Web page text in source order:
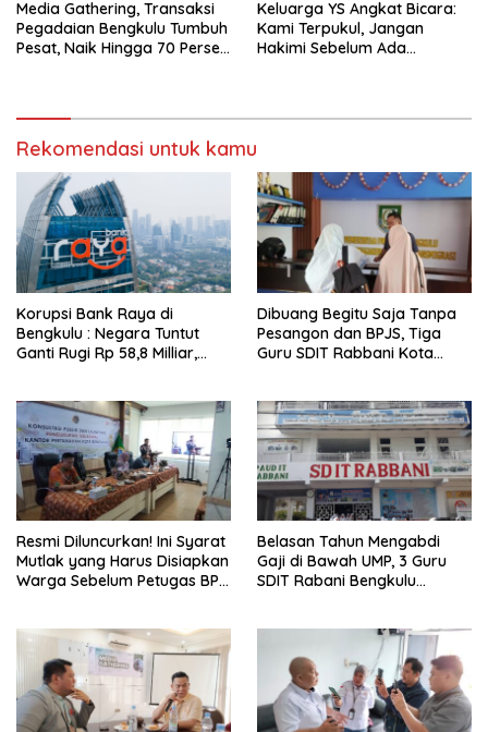
Media Gathering, Transaksi
Pegadaian Bengkulu Tumbuh
Pesat, Naik Hingga 70 Persen
Keluarga YS Angkat Bicara:
Kami Terpukul, Jangan
Hakimi Sebelum Ada
Rekomendasi untuk kamu
Korupsi Bank Raya di
Bengkulu : Negara Tuntut
Ganti Rugi Rp 58,8 Milliar,
Dibuang Begitu Saja Tanpa
Pesangon dan BPJS, Tiga
Guru SDIT Rabbani Kota
Resmi Diluncurkan! Ini Syarat
Mutlak yang Harus Disiapkan
Warga Sebelum Petugas BPN
Belasan Tahun Mengabdi
Gaji di Bawah UMP, 3 Guru
SDIT Rabani Bengkulu